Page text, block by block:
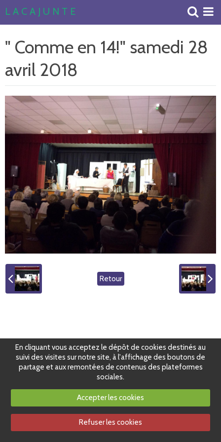
L A C A J U N T E
Accueil
Album Photos
" Comme en 14!" samedi 28
avril 2018
Retour
En cliquant vous acceptez le dépôt de cookies destinés au
suivi des visites sur notre site, à l'affichage des boutons de
partage et aux remontées de contenus des plateformes
sociales.
Accepter les cookies
Refuser les cookies